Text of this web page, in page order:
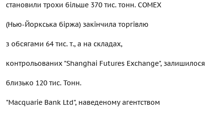
становили трохи більше 370 тис. тонн. COMEX
(Нью-Йоркська біржа) закінчила торгівлю
з обсягами 64 тис. т., а на складах,
контрольованих "Shanghai Futures Exchange", залишилося
близько 120 тис. Тонн.
"Macquarie Bank Ltd", наведеному агентством